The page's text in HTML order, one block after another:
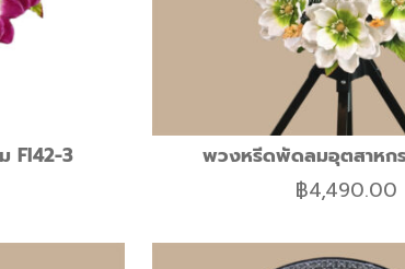
FI42-3 พวงหรีดพัดลมอุตสาหก
฿4,490.00